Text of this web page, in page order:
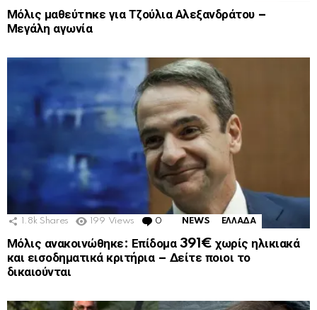
Μόλις μαθεύτnκε για Τζούλια Αλεξανδράτου –
Μεγάλη αγωνία
1.8k Shares 199 Views 0 Comments
NEWS ΕΛΛΑΔΑ
Μόλις ανακοινώθηκε: Επίδομα 391€ χωρίς ηλικιακά
και εισοδηματικά κριτήρια – Δείτε ποιοι το
δικαιούνται